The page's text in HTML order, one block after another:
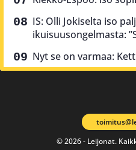
IS: Olli Jokiselta iso
ikuisuusongelmasta:
Nyt se on varmaa:
© 2026 - Leijonat.